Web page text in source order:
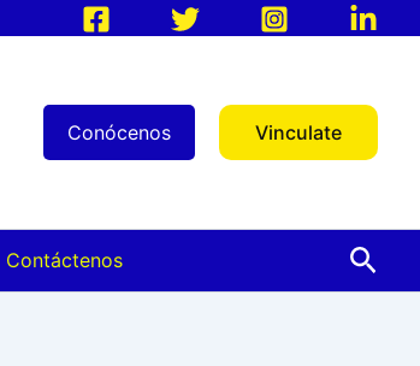
Conócenos Vinculate
Contáctenos